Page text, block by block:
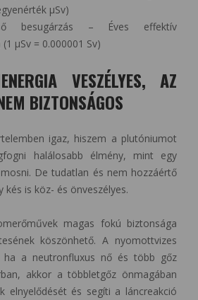
µSv)
besugárzás – Éves effektív
µSv = 0.000001 Sv)
VESZÉLYES, AZ
BIZTONSÁGOS
igaz, hiszem a plutóniumot
halálosabb élmény, mint egy
De tudatlan és nem hozzáértő
kés is köz- és önveszélyes.
magas fokú biztonsága
köszönhető. A nyomottvizes
ha a neutronfluxus nő és több gőz
akkor a többletgőz önmagában
elnyelődését és segíti a láncreakció